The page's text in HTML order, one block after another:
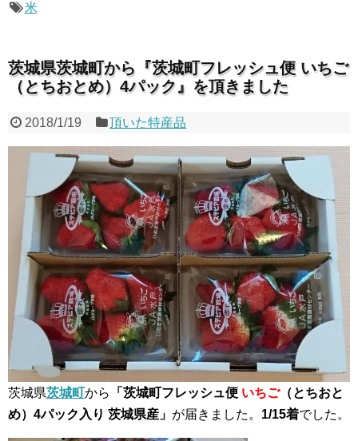
米
茨城県茨城町から『茨城町フレッシュ便 いちご
（とちおとめ）4パック』を頂きました
2018/1/19 頂いた特産品
茨城県茨城町から 「茨城町フレッシュ便 いちご（とちおと
め）4パック入り 茨城県産」 が届きました。 1/15着でした。